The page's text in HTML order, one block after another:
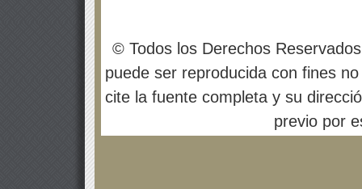
© Todos los Derechos
puede ser reproducida con fines
cite la fuente completa y su
previo por